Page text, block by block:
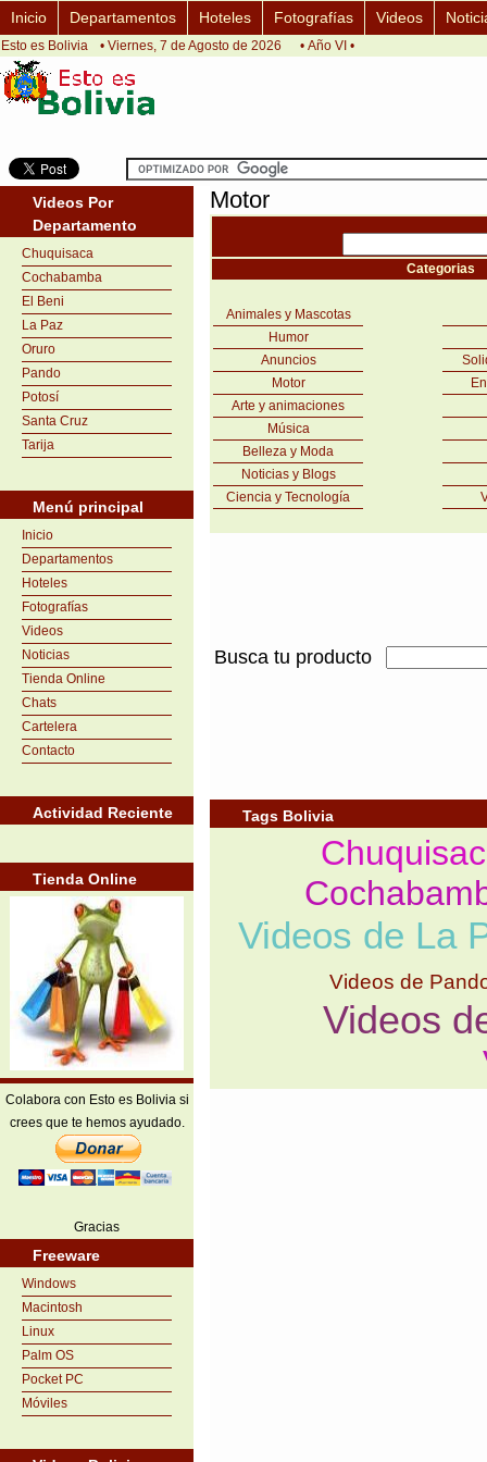
Inicio Departamentos Hoteles Fotografías Videos
Esto es Bolivia • Viernes, 7 de Agosto de 2026 • Año VI •
Videos Por
Departamento
Chuquisaca
Cochabamba
El Beni
La Paz
Oruro
Pando
Potosí
Santa Cruz
Tarija
Menú principal
Inicio
Departamentos
Hoteles
Fotografías
Videos
Noticias
Tienda Online
Chats
Cartelera
Contacto
Actividad Reciente
Tienda Online
Colabora con Esto es Bolivia si
crees que te hemos ayudado.
Gracias
Freeware
Windows
Macintosh
Linux
Palm OS
Pocket PC
Móviles
Motor
Categorias
Animales y Mascotas
Humor
Anuncios
Motor
Arte y animaciones
Música
Belleza y Moda
Noticias y Blogs
Ciencia y Tecnología
Busca tu producto
Tags Bolivia
Videos de La
Videos de
Videos